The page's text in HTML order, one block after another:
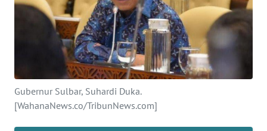
Gubernur Sulbar, Suhardi Duka.
[WahanaNews.co/TribunNews.com]
KAMI
INFO